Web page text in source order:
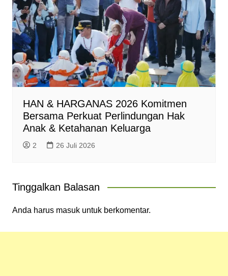
HAN & HARGANAS 2026 Komitmen
Bersama Perkuat Perlindungan Hak
Anak & Ketahanan Keluarga
2 26 Juli 2026
Tinggalkan Balasan
Anda harus masukuntuk berkomentar.